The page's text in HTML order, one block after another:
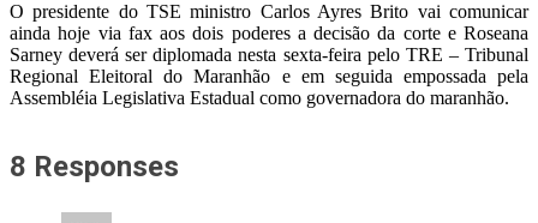
O presidente do TSE ministro Carlos Ayres Brito vai comunicar
ainda hoje via fax aos dois poderes a decisão da corte e Roseana
Sarney deverá ser diplomada nesta sexta-feira pelo TRE – Tribunal
Regional Eleitoral do Maranhão e em seguida empossada pela
Assembléia Legislativa Estadual como governadora do maranhão.
8 Responses